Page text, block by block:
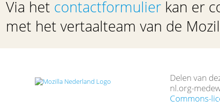
Via het contactformulier kan er
met het vertaalteam van de
Delen van
nl.org-
Commons-